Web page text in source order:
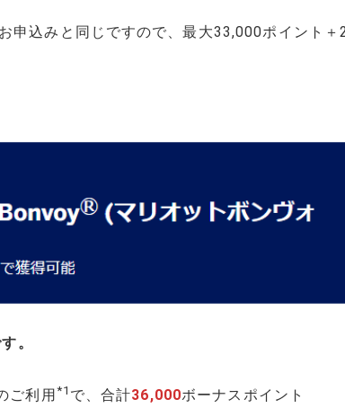
申込みと同じですので、最大33,000ポイント＋
。
ご利用 *1 で、合計36,000ボーナスポイント